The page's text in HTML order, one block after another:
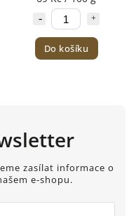
Do košíku
zasílat informace o
e-shopu.